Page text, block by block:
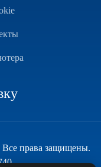
права защищены.